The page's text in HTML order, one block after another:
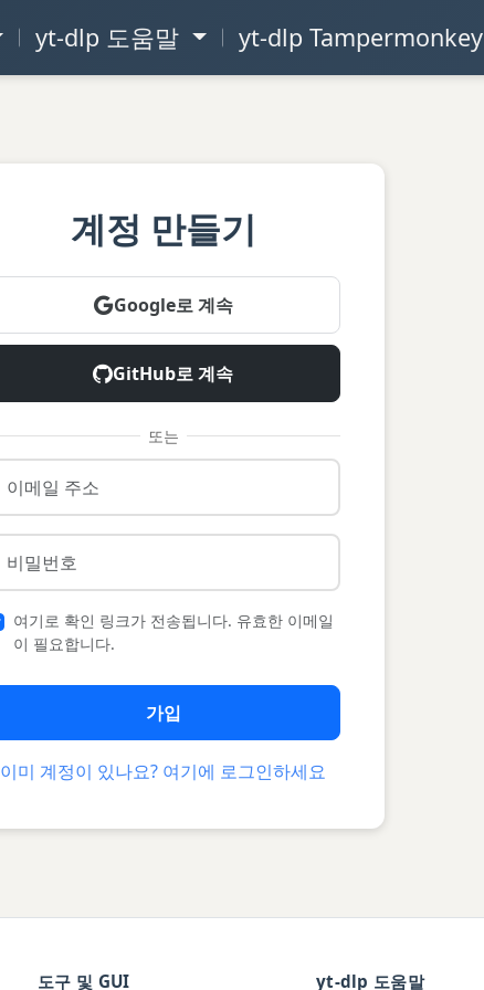
yt-dlp 도움말 yt-dlp Tampermonkey
계정 만들기
Google로 계속
GitHub로 계속
또는
여기로 확인 링크가 전송됩니다. 유효한 이메일
이 필요합니다.
가입
이미 계정이 있나요? 여기에 로그인하세요
도구 및 GUI yt-dlp 도움말